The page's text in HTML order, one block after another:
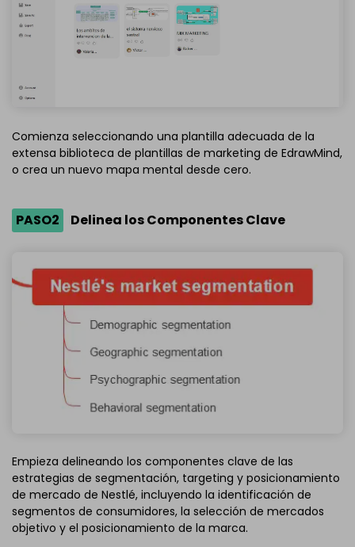
Comienza seleccionando una plantilla adecuada de la
extensa biblioteca de plantillas de marketing de EdrawMind,
o crea un nuevo mapa mental desde cero.
PASO2 Delinea los Componentes Clave
Empieza delineando los componentes clave de las
estrategias de segmentación, targeting y posicionamiento
de mercado de Nestlé, incluyendo la identificación de
segmentos de consumidores, la selección de mercados
objetivo y el posicionamiento de la marca.